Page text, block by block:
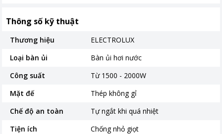
Thông số kỹ thuật
Thương hiệu
ELECTROLUX
Loại bàn ủi
Bàn ủi hơi nước
Công suất
Từ 1500 - 2000W
Mặt đế
Thép không gỉ
Chế độ an toàn
Tự ngắt khi quá nhiệt
Tiện ích
Chống nhỏ giọt